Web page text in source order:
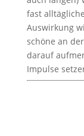
fast
Auswirkung
schöne an
darauf
Impulse